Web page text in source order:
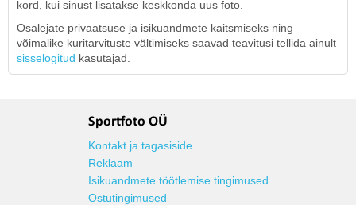
kord, kui sinust lisatakse keskkonda uus foto.
Osalejate privaatsuse ja isikuandmete kaitsmiseks ning
võimalike kuritarvituste vältimiseks saavad teavitusi tellida ainult
sisselogitud kasutajad.
Sportfoto OÜ
Kontakt ja tagasiside
Reklaam
Isikuandmete töötlemise tingimused
Ostutingimused